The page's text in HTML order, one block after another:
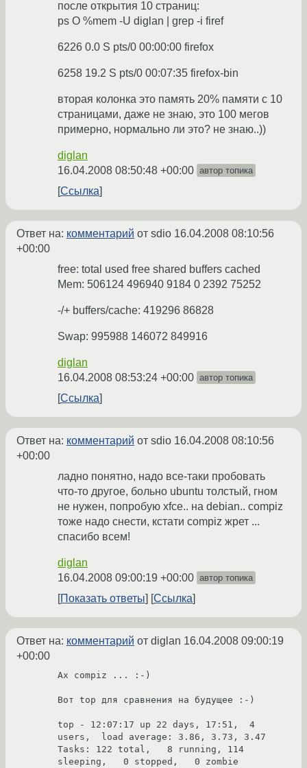
после открытия 10 страниц:
ps O %mem -U diglan | grep -i firef
6226 0.0 S pts/0 00:00:00 firefox
6258 19.2 S pts/0 00:07:35 firefox-bin
вторая колонка это память 20% памяти с 10
страницами, даже не знаю, это 100 мегов
примерно, нормально ли это? не знаю..))
diglan
16.04.2008 08:50:48 +00:00 автор топика
Ссылка
Ответ на: комментарий от sdio 16.04.2008 08:10:56
+00:00
free: total used free shared buffers cached
Mem: 506124 496940 9184 0 2392 75252
-/+ buffers/cache: 419296 86828
Swap: 995988 146072 849916
diglan
16.04.2008 08:53:24 +00:00 автор топика
Ссылка
Ответ на: комментарий от sdio 16.04.2008 08:10:56
+00:00
ладно понятно, надо все-таки пробовать
что-то другое, больно ubuntu толстый, гном
не нужен, попробую xfce.. на debian.. compiz
тоже надо снести, кстати compiz жрет ...
спасибо всем!
diglan
16.04.2008 09:00:19 +00:00 автор топика
Показать ответы Ссылка
Ответ на: комментарий от diglan 16.04.2008 09:00:19
+00:00
Ax compiz ... :-)
Вот top для сравнения на будущее :-)
top - 12:07:17 up 22 days, 17:51,  4
users,  load average: 3.86, 3.73, 3.47
Tasks: 122 total,   8 running, 114
sleeping,   0 stopped,   0 zombie